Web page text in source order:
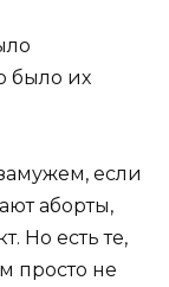
было их
если
аборты,
Но есть те,
просто не